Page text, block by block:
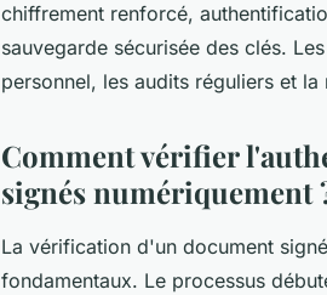
chiffrement renforcé,
sauvegarde sécurisée des clés.
personnel, les audits réguliers et
Comment vérifier
signés numériquement
La vérification d'un document
fondamentaux. Le processus